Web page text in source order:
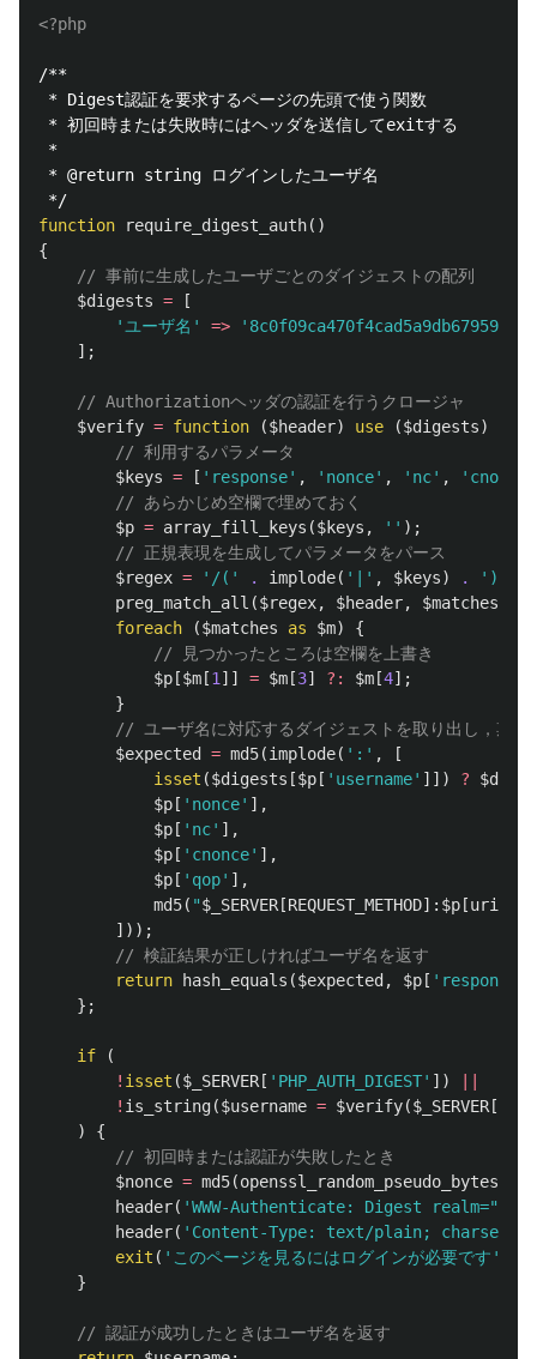
<?php
/**
* Digest認証を要求するページの先頭で使う関数
* 初回時または失敗時にはヘッダを送信してexitする
*
* @return string ログインしたユーザ名
*/
function
require_digest_auth()
{
// 事前に生成したユーザごとのダイジェストの配列
$digests =
[
'ユーザ名'
=>
];
// Authorizationヘッダの認証を行うクロージャ
$verify = function ($header) use ($digests)
// 利用するパラメータ
$keys = [ 'response' , 'nonce' , 'nc' ,
'cnonce'
// あらかじめ空欄で埋めておく
$p = array_fill_keys ($keys , '' );
// 正規表現を生成してパラメータをパース
$regex = '/(' . implode( '|' , $keys) .
preg_match_all ($regex, $header, $matches
foreach
($matches as $m)
{
// 見つかったところは空欄を上書き
$p [$m [1 ]] = $m [3] ?: $m [4];
}
// ユーザ名に対応するダイジェストを取り出し，期待
$expected
= md5(implode( ':' ,
[
isset ($digests [$p [ 'username' ]]) ?
$p [ 'nonce' ],
$p [ 'nc' ],
$p [ 'cnonce' ],
$p [ 'qop' ],
md5( "$_SERVER[REQUEST_METHOD]:$p[uri]
]));
// 検証結果が正しければユーザ名を返す
return
hash_equals ($expected , $p [ 'response'
};
if
(
! isset ($_SERVER [ 'PHP_AUTH_DIGEST' ])
! is_string($username = $verify($_SERVER [
)
{
// 初回時または認証が失敗したとき
$nonce = md5(openssl_random_pseudo_bytes
header( 'WWW-Authenticate: Digest
header( 'Content-Type: text/plain;
exit ( 'このページを見るにはログインが必要です'
}
// 認証が成功したときはユーザ名を返す